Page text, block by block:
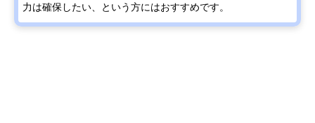
力は確保したい、という方にはおすすめです。